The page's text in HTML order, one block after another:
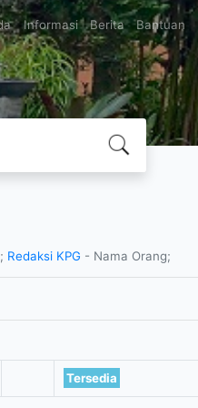
Informasi Berita Bantuan
Redaksi KPG - Nama Orang;
Tersedia